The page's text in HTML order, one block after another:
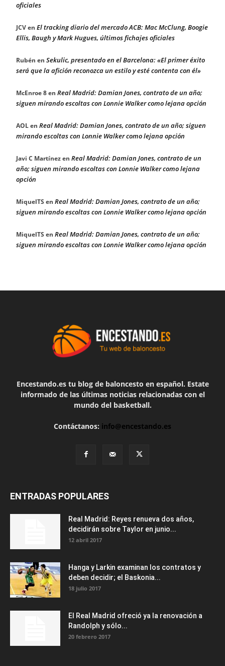
oficiales
JCVen El tracking diario del mercado ACB: Mac McClung, Boogie
Ellis, Baugh y Mark Hugues, últimos fichajes oficiales
Rubén en Sekulic, presentado en el Barcelona: «El primer éxito
será que la afición reconozca un estilo y esté contenta con él»
McEnroe 8en Real Madrid: Damian Jones, contrato de un año;
siguen mirando escoltas con Lonnie Walker como lejana opción
AOLen Real Madrid: Damian Jones, contrato de un año; siguen
mirando escoltas con Lonnie Walker como lejana opción
Javi C Martínezen Real Madrid: Damian Jones, contrato de un
año; siguen mirando escoltas con Lonnie Walker como lejana
opción
MiquelTS en Real Madrid: Damian Jones, contrato de un año;
siguen mirando escoltas con Lonnie Walker como lejana opción
MiquelTS en Real Madrid: Damian Jones, contrato de un año;
siguen mirando escoltas con Lonnie Walker como lejana opción
Encestando.es tu blog de baloncesto en español. Estate
informado de las últimas noticias relacionadas con el
mundo del basketball.
Contáctanos: info@encestando.es
ENTRADAS POPULARES
Real Madrid: Reyes renueva dos años,
decidirán sobre Taylor en junio...
12 abril 2017
Hanga y Larkin examinan los contratos y
deben decidir; el Baskonia...
18 julio 2017
El Real Madrid ofreció ya la renovación a
Randolph y sólo...
20 febrero 2017